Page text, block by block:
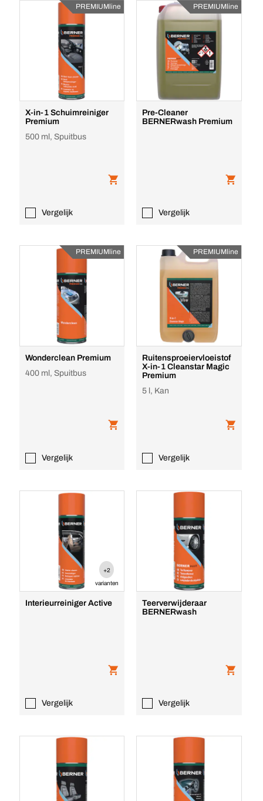
PREMIUMline
X-in-1 Schuimreiniger
Premium
500 ml, Spuitbus
Vergelijk
PREMIUMline
Pre-Cleaner
BERNERwash Premium
Vergelijk
PREMIUMline
Wonderclean Premium
400 ml, Spuitbus
Vergelijk
PREMIUMline
Ruitensproeiervloeistof
X-in-1 Cleanstar Magic
Premium
5 l, Kan
Vergelijk
+2
varianten
Interieurreiniger Active
Vergelijk
Teerverwijderaar
BERNERwash
Vergelijk